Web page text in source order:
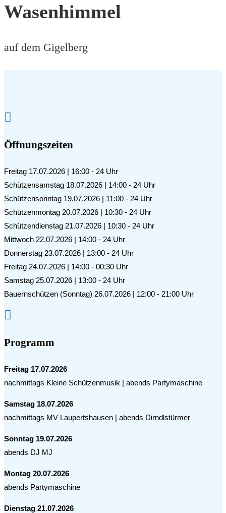
Wasenhimmel
auf dem Gigelberg

Öffnungszeiten
Freitag 17.07.2026 | 16:00 - 24 Uhr
Schützensamstag 18.07.2026 | 14:00 - 24 Uhr
Schützensonntag 19.07.2026 | 11:00 - 24 Uhr
Schützenmontag 20.07.2026 | 10:30 - 24 Uhr
Schützendienstag 21.07.2026 | 10:30 - 24 Uhr
Mittwoch 22.07.2026 | 14:00 - 24 Uhr
Donnerstag 23.07.2026 | 13:00 - 24 Uhr
Freitag 24.07.2026 | 14:00 - 00:30 Uhr
Samstag 25.07.2026 | 13:00 - 24 Uhr
Bauernschützen (Sonntag) 26.07.2026 | 12:00 - 21:00 Uhr

Programm
Freitag 17.07.2026
nachmittags Kleine Schützenmusik | abends Partymaschine
Samstag 18.07.2026
nachmittags MV Laupertshausen | abends Dirndlstürmer
Sonntag 19.07.2026
abends DJ MJ
Montag 20.07.2026
abends Partymaschine
Dienstag 21.07.2026